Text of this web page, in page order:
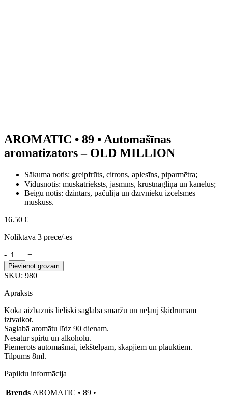
AROMATIC • 89 • Automašīnas
aromatizators – OLD MILLION
Sākuma notis: greipfrūts, citrons, aplesīns, piparmētra;
Vidusnotis: muskatrieksts, jasmīns, krustnagliņa un kanēlus;
Beigu notis: dzintars, pačūlija un dzīvnieku izcelsmes
muskuss.
16.50 €
Noliktavā 3 prece/-es
- AROMATIC
•
89
•
Automašīnas
aromatizators
-
OLD
MILLION
daudzums
+
Pievienot grozam
SKU: 980
Apraksts
Koka aizbāznis lieliski saglabā smaržu un neļauj šķidrumam
iztvaikot.
Saglabā aromātu līdz 90 dienam.
Nesatur spirtu un alkoholu.
Piemērots automašīnai, iekštelpām, skapjiem un plauktiem.
Tilpums 8ml.
Papildu informācija
Brends AROMATIC • 89 •